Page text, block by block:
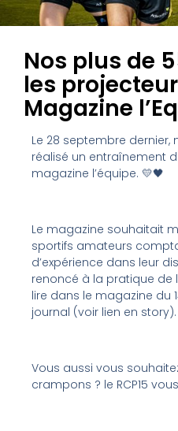
Nos plus de
les
Magazine
Le 28 septembre
réalisé un entraînement
magazine l’équipe. 💛🖤
Le magazine souhaitait
sportifs amateurs
d’expérience dans leur
renoncé à la pratique de
lire dans le magazine du
journal (voir lien en story).
Vous aussi vous
crampons ? le RCP15